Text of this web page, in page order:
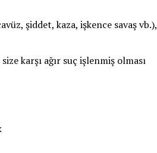
şiddet, kaza, işkence savaş
karşı ağır suç işlenmiş olması